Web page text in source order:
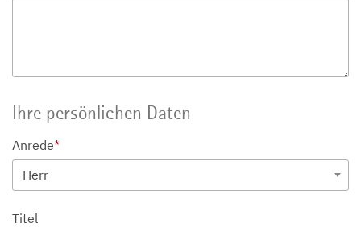
Ihre persönlichen Daten
Anrede*
Herr
Titel